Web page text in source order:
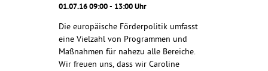
01.07.16 09:00 - 13:00 Uhr
Die europäische Förderpolitik umfasst
eine Vielzahl von Programmen und
Maßnahmen für nahezu alle Bereiche.
Wir freuen uns, dass wir Caroline